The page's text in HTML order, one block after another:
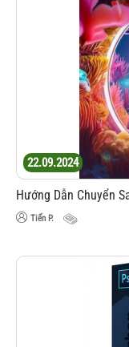
22.09.2024
Hướng Dẫn Chuyển
Tiến P.